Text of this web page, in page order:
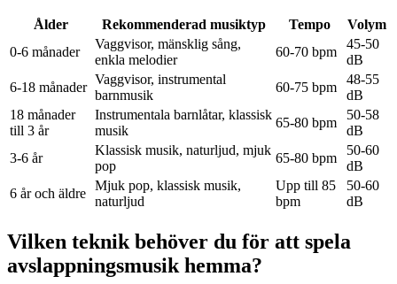
Ålder Rekommenderad musiktyp Tempo
Volym
0-6 månader
Vaggvisor, mänsklig sång,
enkla melodier
60-70 bpm
45-50
dB
6-18 månader
Vaggvisor, instrumental
barnmusik
60-75 bpm
48-55
dB
18 månader
till 3 år
Instrumentala barnlåtar, klassisk
musik
65-80 bpm
50-58
dB
3-6 år
Klassisk musik, naturljud, mjuk
pop
65-80 bpm
50-60
dB
6 år och äldre
Mjuk pop, klassisk musik,
naturljud
Upp till 85
bpm
50-60
dB
Vilken teknik behöver du för att spela
avslappningsmusik hemma?